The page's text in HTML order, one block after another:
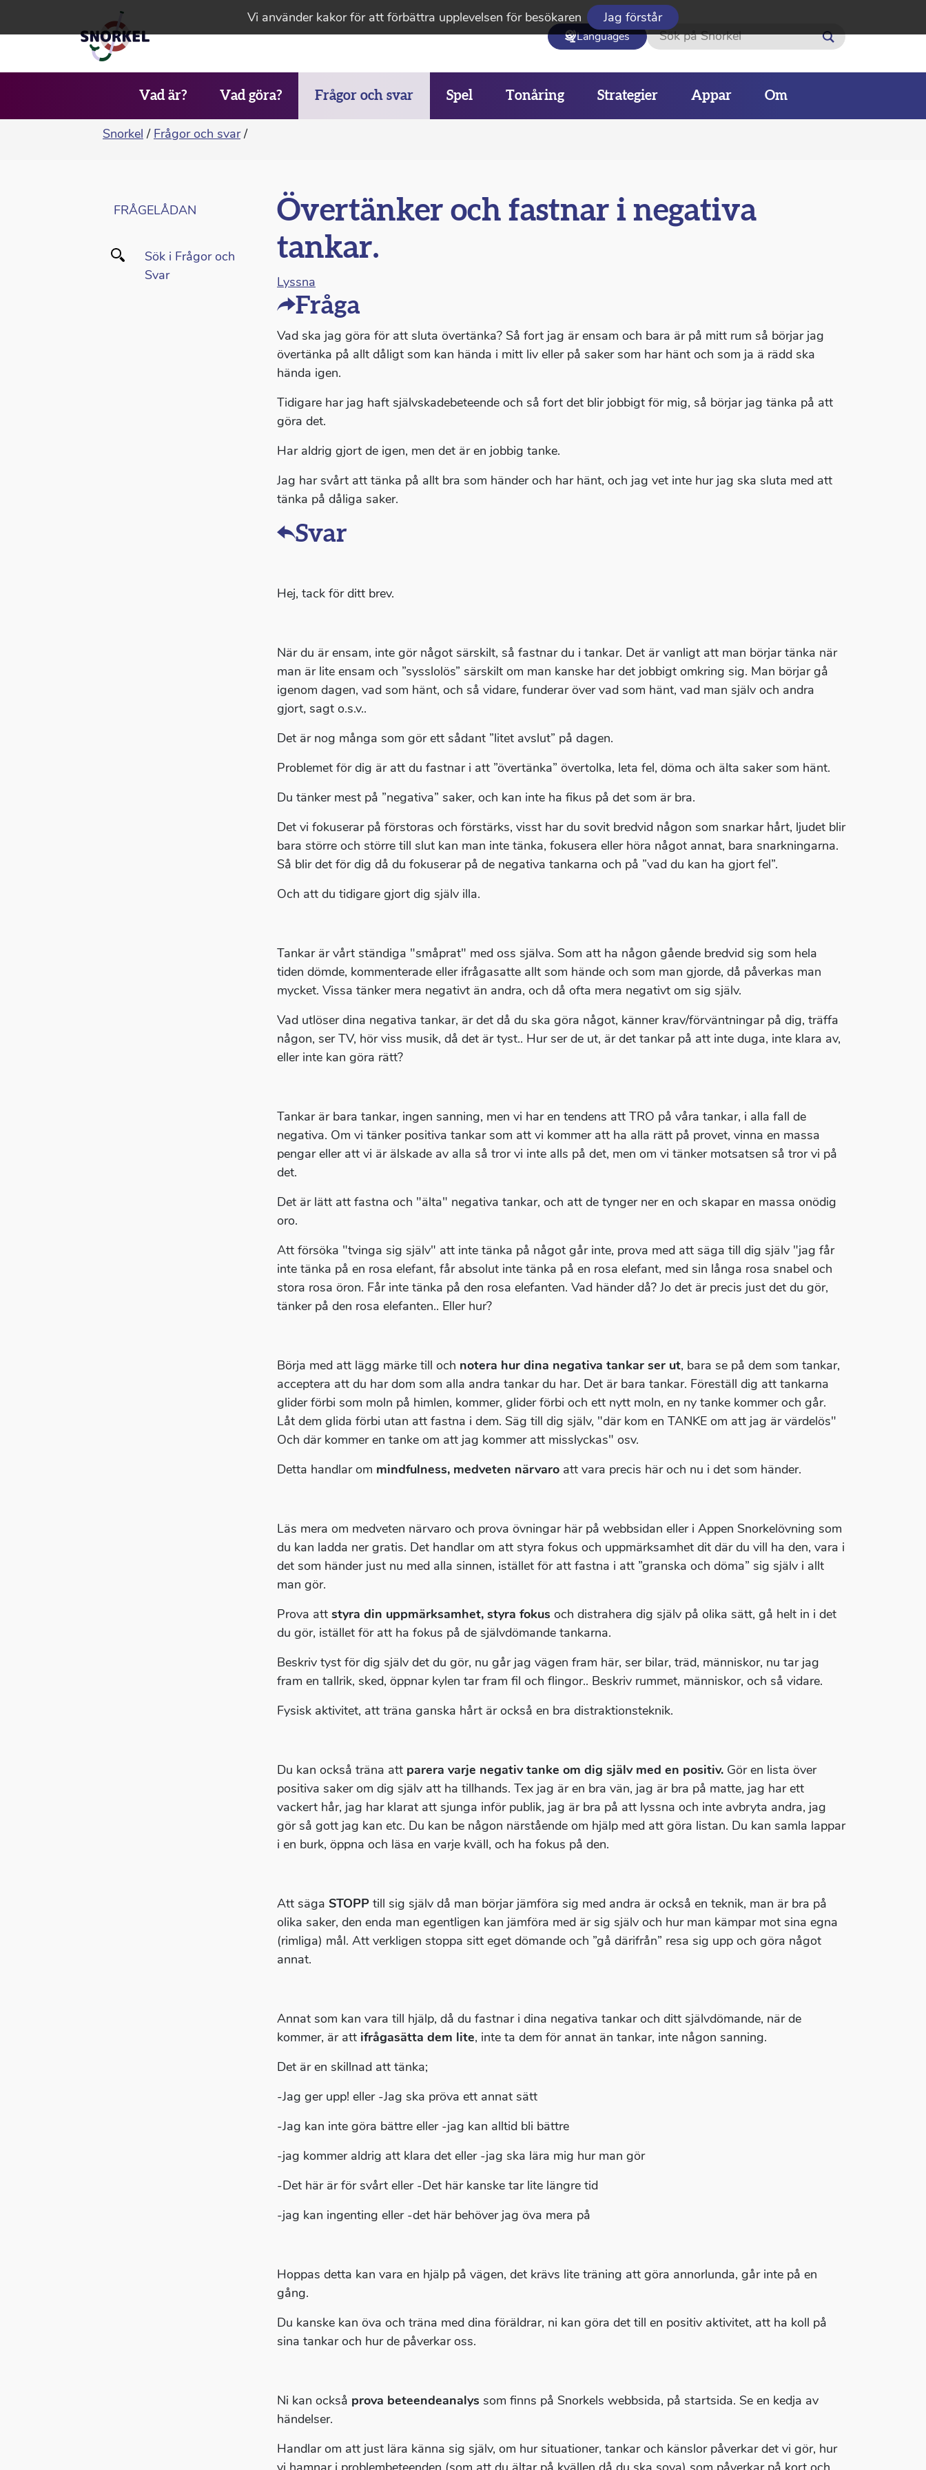
Vi använder kakor för att förbättra upplevelsen för besökaren Jag förstår
Languages Sök
Vad är? Vad göra? Frågor och svar Spel Tonåring Strategier Appar Om
Snorkel / Frågor och svar /
FRÅGELÅDAN
Sök i Frågor och
Svar
Övertänker och fastnar i negativa
tankar.
Lyssna
Fråga
Vad ska jag göra för att sluta övertänka? Så fort jag är ensam och bara är på mitt rum så börjar jag
övertänka på allt dåligt som kan hända i mitt liv eller på saker som har hänt och som ja ä rädd ska
hända igen.
Tidigare har jag haft självskadebeteende och så fort det blir jobbigt för mig, så börjar jag tänka på att
göra det.
Har aldrig gjort de igen, men det är en jobbig tanke.
Jag har svårt att tänka på allt bra som händer och har hänt, och jag vet inte hur jag ska sluta med att
tänka på dåliga saker.
Svar
Hej, tack för ditt brev.
När du är ensam, inte gör något särskilt, så fastnar du i tankar. Det är vanligt att man börjar tänka när
man är lite ensam och ”sysslolös” särskilt om man kanske har det jobbigt omkring sig. Man börjar gå
igenom dagen, vad som hänt, och så vidare, funderar över vad som hänt, vad man själv och andra
gjort, sagt o.s.v..
Det är nog många som gör ett sådant ”litet avslut” på dagen.
Problemet för dig är att du fastnar i att ”övertänka” övertolka, leta fel, döma och älta saker som hänt.
Du tänker mest på ”negativa” saker, och kan inte ha fikus på det som är bra.
Det vi fokuserar på förstoras och förstärks, visst har du sovit bredvid någon som snarkar hårt, ljudet blir
bara större och större till slut kan man inte tänka, fokusera eller höra något annat, bara snarkningarna.
Så blir det för dig då du fokuserar på de negativa tankarna och på ”vad du kan ha gjort fel”.
Och att du tidigare gjort dig själv illa.
Tankar är vårt ständiga "småprat" med oss själva. Som att ha någon gående bredvid sig som hela
tiden dömde, kommenterade eller ifrågasatte allt som hände och som man gjorde, då påverkas man
mycket. Vissa tänker mera negativt än andra, och då ofta mera negativt om sig själv.
Vad utlöser dina negativa tankar, är det då du ska göra något, känner krav/förväntningar på dig, träffa
någon, ser TV, hör viss musik, då det är tyst.. Hur ser de ut, är det tankar på att inte duga, inte klara av,
eller inte kan göra rätt?
Tankar är bara tankar, ingen sanning, men vi har en tendens att TRO på våra tankar, i alla fall de
negativa. Om vi tänker positiva tankar som att vi kommer att ha alla rätt på provet, vinna en massa
pengar eller att vi är älskade av alla så tror vi inte alls på det, men om vi tänker motsatsen så tror vi på
det.
Det är lätt att fastna och "älta" negativa tankar, och att de tynger ner en och skapar en massa onödig
oro.
Att försöka "tvinga sig själv" att inte tänka på något går inte, prova med att säga till dig själv "jag får
inte tänka på en rosa elefant, får absolut inte tänka på en rosa elefant, med sin långa rosa snabel och
stora rosa öron. Får inte tänka på den rosa elefanten. Vad händer då? Jo det är precis just det du gör,
tänker på den rosa elefanten.. Eller hur?
Börja med att lägg märke till och notera hur dina negativa tankar ser ut, bara se på dem som tankar,
acceptera att du har dom som alla andra tankar du har. Det är bara tankar. Föreställ dig att tankarna
glider förbi som moln på himlen, kommer, glider förbi och ett nytt moln, en ny tanke kommer och går.
Låt dem glida förbi utan att fastna i dem. Säg till dig själv, "där kom en TANKE om att jag är värdelös"
Och där kommer en tanke om att jag kommer att misslyckas" osv.
Detta handlar om mindfulness, medveten närvaro att vara precis här och nu i det som händer.
Läs mera om medveten närvaro och prova övningar här på webbsidan eller i Appen Snorkelövning som
du kan ladda ner gratis. Det handlar om att styra fokus och uppmärksamhet dit där du vill ha den, vara i
det som händer just nu med alla sinnen, istället för att fastna i att ”granska och döma” sig själv i allt
man gör.
Prova att styra din uppmärksamhet, styra fokus och distrahera dig själv på olika sätt, gå helt in i det
du gör, istället för att ha fokus på de självdömande tankarna.
Beskriv tyst för dig själv det du gör, nu går jag vägen fram här, ser bilar, träd, människor, nu tar jag
fram en tallrik, sked, öppnar kylen tar fram fil och flingor.. Beskriv rummet, människor, och så vidare.
Fysisk aktivitet, att träna ganska hårt är också en bra distraktionsteknik.
Du kan också träna att parera varje negativ tanke om dig själv med en positiv. Gör en lista över
positiva saker om dig själv att ha tillhands. Tex jag är en bra vän, jag är bra på matte, jag har ett
vackert hår, jag har klarat att sjunga inför publik, jag är bra på att lyssna och inte avbryta andra, jag
gör så gott jag kan etc. Du kan be någon närstående om hjälp med att göra listan. Du kan samla lappar
i en burk, öppna och läsa en varje kväll, och ha fokus på den.
Att säga STOPP till sig själv då man börjar jämföra sig med andra är också en teknik, man är bra på
olika saker, den enda man egentligen kan jämföra med är sig själv och hur man kämpar mot sina egna
(rimliga) mål. Att verkligen stoppa sitt eget dömande och ”gå därifrån” resa sig upp och göra något
annat.
Annat som kan vara till hjälp, då du fastnar i dina negativa tankar och ditt självdömande, när de
kommer, är att ifrågasätta dem lite, inte ta dem för annat än tankar, inte någon sanning.
Det är en skillnad att tänka;
-Jag ger upp! eller -Jag ska pröva ett annat sätt
-Jag kan inte göra bättre eller -jag kan alltid bli bättre
-jag kommer aldrig att klara det eller -jag ska lära mig hur man gör
-Det här är för svårt eller -Det här kanske tar lite längre tid
-jag kan ingenting eller -det här behöver jag öva mera på
Hoppas detta kan vara en hjälp på vägen, det krävs lite träning att göra annorlunda, går inte på en
gång.
Du kanske kan öva och träna med dina föräldrar, ni kan göra det till en positiv aktivitet, att ha koll på
sina tankar och hur de påverkar oss.
Ni kan också prova beteendeanalys som finns på Snorkels webbsida, på startsida. Se en kedja av
händelser.
Handlar om att just lära känna sig själv, om hur situationer, tankar och känslor påverkar det vi gör, hur